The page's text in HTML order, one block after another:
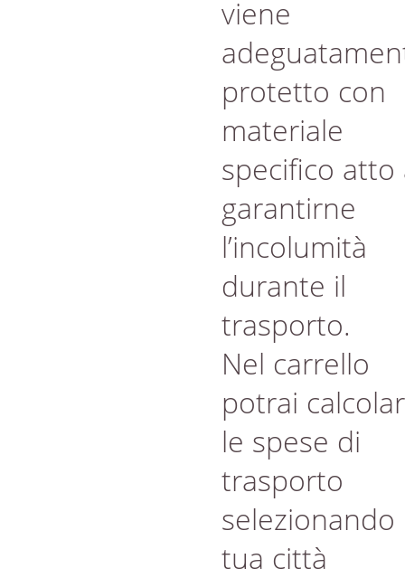
viene
protetto con
materiale
specifico atto
garantirne
l’incolumità
durante il
trasporto.
Nel carrello
potrai
le spese di
trasporto
selezionando
tua città